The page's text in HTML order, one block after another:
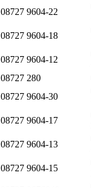
08727 9604-22
08727 9604-18
08727 9604-12
08727 280
08727 9604-30
08727 9604-17
08727 9604-13
08727 9604-15